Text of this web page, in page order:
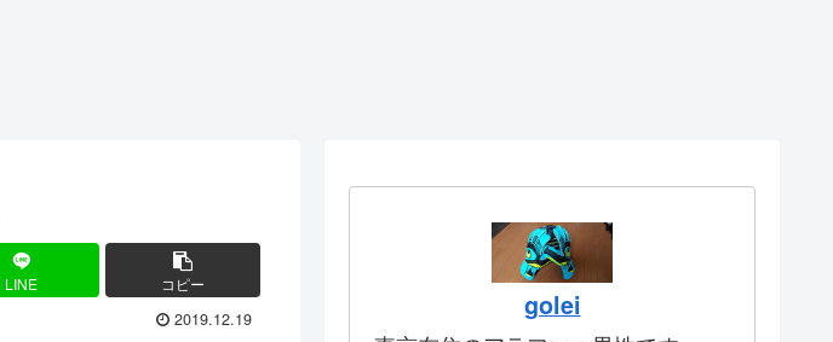
LINE コピー
2019.12.19 golei